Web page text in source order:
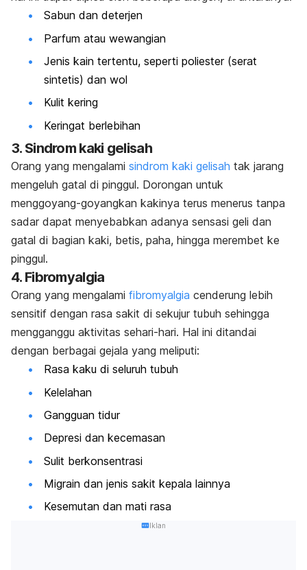
Sabun dan deterjen
Parfum atau wewangian
Jenis kain tertentu, seperti poliester (serat
sintetis) dan wol
Kulit kering
Keringat berlebihan
3. Sindrom kaki gelisah
Orang yang mengalami sindrom kaki gelisah tak jarang
mengeluh gatal di pinggul. Dorongan untuk
menggoyang-goyangkan kakinya terus menerus tanpa
sadar dapat menyebabkan adanya sensasi geli dan
gatal di bagian kaki, betis, paha, hingga merembet ke
pinggul.
4. Fibromyalgia
Orang yang mengalami fibromyalgia cenderung lebih
sensitif dengan rasa sakit di sekujur tubuh sehingga
mengganggu aktivitas sehari-hari. Hal ini ditandai
dengan berbagai gejala yang meliputi:
Rasa kaku di seluruh tubuh
Kelelahan
Gangguan tidur
Depresi dan kecemasan
Sulit berkonsentrasi
Migrain dan jenis sakit kepala lainnya
Kesemutan dan mati rasa
Iklan